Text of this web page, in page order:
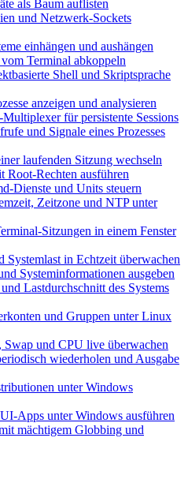
als Baum auflisten
und Netzwerk-Sockets
einhängen und aushängen
Terminal abkoppeln
Shell und Skriptsprache
anzeigen und analysieren
für persistente Sessions
und Signale eines Prozesses
laufenden Sitzung wechseln
Rechten ausführen
Dienste und Units steuern
Zeitzone und NTP unter
Sitzungen in einem Fenster
Systemlast in Echtzeit überwachen
Systeminformationen ausgeben
Lastdurchschnitt des Systems
und Gruppen unter Linux
und CPU live überwachen
wiederholen und Ausgabe
unter Windows
Apps unter Windows ausführen
mächtigem Globbing und